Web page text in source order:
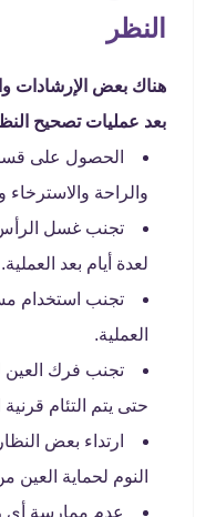
النظر
هناك بعض الإرشادات
بعد عمليات تصحيح
الحصول على
والراحة والاسترخاء
تجنب غسل الرأس
لعدة أيام بعد العملية.
تجنب استخدام
العملية.
تجنب فرك العين
حتى يتم التئام قرنية
ارتداء بعض
النوم لحماية العين
عدم ممارسة أي